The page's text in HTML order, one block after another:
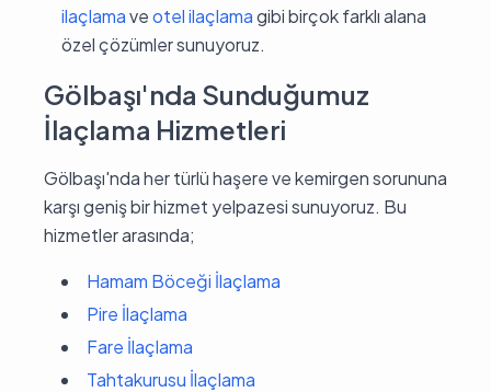
ilaçlamaveotel ilaçlamagibi birçok farklı alana
özel çözümler sunuyoruz.
Gölbaşı'nda Sunduğumuz
İlaçlama Hizmetleri
Gölbaşı'nda her türlü haşere ve kemirgen sorununa
karşı geniş bir hizmet yelpazesi sunuyoruz. Bu
hizmetler arasında;
Hamam Böceği İlaçlama
Pire İlaçlama
Fare İlaçlama
Tahtakurusu İlaçlama